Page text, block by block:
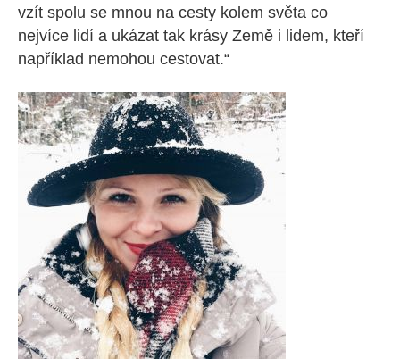
vzít spolu se mnou na cesty kolem světa co
nejvíce lidí a ukázat tak krásy Země i lidem, kteří
například nemohou cestovat.“